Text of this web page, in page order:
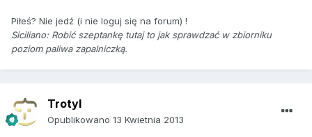
Piłeś? Nie jedź (i nie loguj się na forum) !
Siciliano: Robić szeptankę tutaj to jak sprawdzać w zbiorniku
poziom paliwa zapalniczką.
Trotyl
Opublikowano 13 Kwietnia 2013